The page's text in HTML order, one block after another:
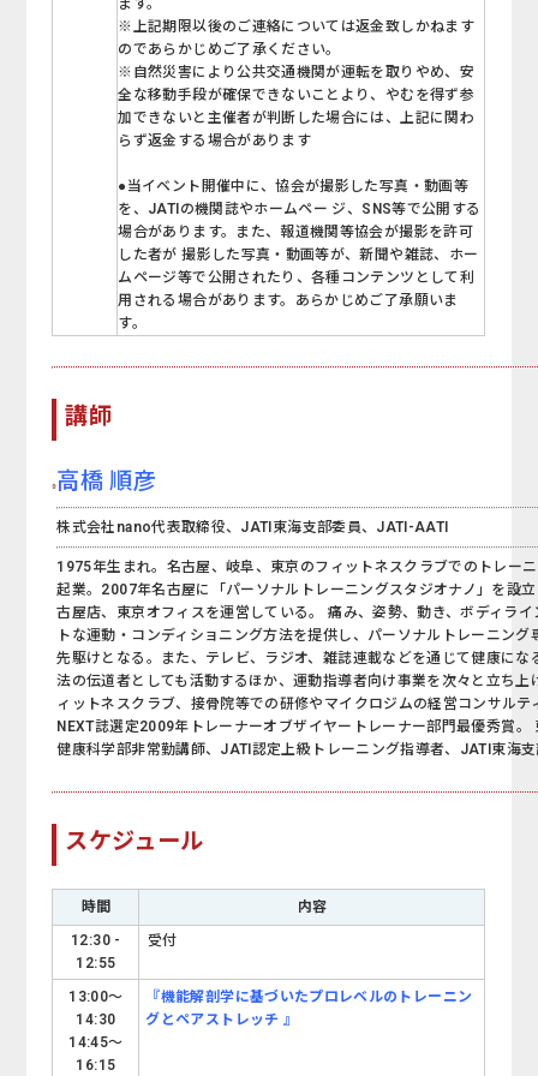
ます。
※上記期限以後のご連絡については返金致しかねます
のであらかじめご了承ください。
※自然災害により公共交通機関が運転を取りやめ、安
全な移動手段が確保できないことより、やむを得ず参
加できないと主催者が判断した場合には、上記に関わ
らず返金する場合があります
●当イベント開催中に、協会が撮影した写真・動画等
を、JATIの機関誌やホームペー ジ、SNS等で公開する
場合があります。また、報道機関等協会が撮影を許可
した者が 撮影した写真・動画等が、新聞や雑誌、ホー
ムページ等で公開されたり、各種コンテンツとして利
用される場合があります。あらかじめご了承願いま
す。
講師
高橋 順彦
株式会社nano代表取締役、JATI東海支部委員、JATI-AATI
1975年生まれ。名古屋、岐阜、東京のフィットネスクラブでのトレー
起業。2007年名古屋に「パーソナルトレーニングスタジオナノ」を設
古屋店、東京オフィスを運営している。 痛み、姿勢、動き、ボディラ
トな運動・コンディショニング方法を提供し、パーソナルトレーニング
先駆けとなる。また、テレビ、ラジオ、雑誌連載などを通じて健康にな
法の伝道者としても活動するほか、運動指導者向け事業を次々と立ち上
ィットネスクラブ、接骨院等での研修やマイクロジムの経営コンサルテ
NEXT誌選定2009年トレーナーオブザイヤートレーナー部門最優秀賞。
健康科学部非常勤講師、JATI認定上級トレーニング指導者、JATI東海
スケジュール
時間
内容
12:30 -
12:55
受付
13:00～
14:30
14:45〜
16:15
『機能解剖学に基づいたプロレベルのトレーニン
グとペアストレッチ 』